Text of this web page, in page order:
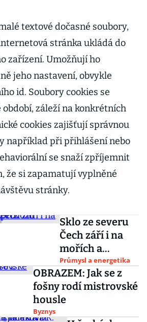
textové dočasné soubory,
stránka ukládá do
zařízení. Umožňují ho
jeho nastavení, obvykle
id. Soubory cookies se
záleží na konkrétních
cookies zajišťují správnou
například při přihlášení nebo
se snaží zpříjemnit
že si zapamatují vyplněné
stránky.
Sklo ze severu
Čech září i na
mořích a
oceánech.
Nahlédněte do
provozu
Preciosy
Průmysl a energetika
OBRAZEM: Jak se z
fošny rodí mistrovské
housle
Byznys